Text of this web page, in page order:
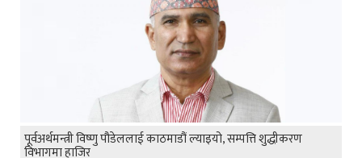
पूर्वअर्थमन्त्री विष्णु पौडेललाई काठमाडौं ल्याइयो, सम्पत्ति शुद्धीकरण
विभागमा हाजिर